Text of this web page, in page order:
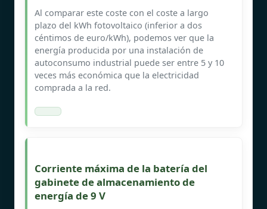
Al comparar este coste con el coste a largo
plazo del kWh fotovoltaico (inferior a dos
céntimos de euro/kWh), podemos ver que la
energía producida por una instalación de
autoconsumo industrial puede ser entre 5 y 10
veces más económica que la electricidad
comprada a la red.
Corriente máxima de la batería del
gabinete de almacenamiento de
energía de 9 V